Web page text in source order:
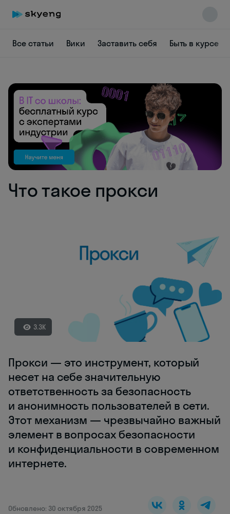
Все статьи Вики Заставить себя Быть в курсе
Что такое прокси
3.3K
Прокси — это инструмент, который
несет на себе значительную
ответственность за безопасность
и анонимность пользователей в сети.
Этот механизм — чрезвычайно важный
элемент в вопросах безопасности
и конфиденциальности в современном
интернете.
Обновлено: 30 октября 2025
Skyeng Chat
online